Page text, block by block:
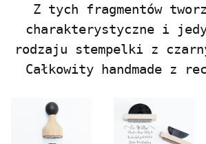
Z tych fragmentów
charakterystyczne i
rodzaju stempelki z
Całkowity handmade z